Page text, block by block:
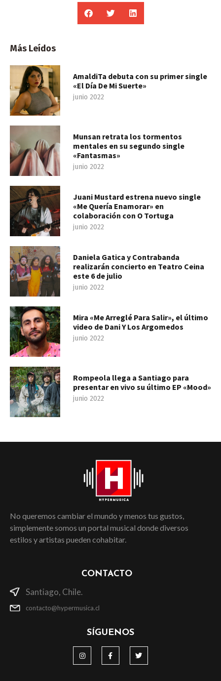
Más Leídos
AmaldiTa debuta con su primer single
«El Día De Mi Suerte»
junio 2022
Munsan retrata los tormentos
mentales en su segundo single
«Fantasmas»
junio 2022
Juani Mustard estrena nuevo single
«Me Quería Enamorar» en
colaboración con O Tortuga
junio 2022
Daniela Gatica y Contrabanda
realizarán concierto en Teatro Ceina
este 6 de julio
junio 2022
Mira «Me Arreglé Para Salir», el último
video de Dani Y Los Argomedos
junio 2022
Rompeola llega a Santiago para
presentar en vivo su último EP «Mood»
junio 2022
No queremos cambiar el mundo y menos tus gustos,
simplemente somos un portal musical donde diversos
estilos y artistas pueden cohabitar.
CONTACTO
Santiago, Chile.
contacto@hypermusica.cl
SÍGUENOS